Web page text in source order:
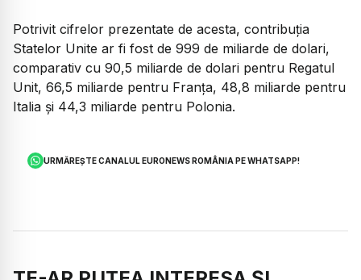
Potrivit cifrelor prezentate de acesta, contribuția
Statelor Unite ar fi fost de 999 de miliarde de dolari,
comparativ cu 90,5 miliarde de dolari pentru Regatul
Unit, 66,5 miliarde pentru Franța, 48,8 miliarde pentru
Italia și 44,3 miliarde pentru Polonia.
URMĂREȘTE CANALUL EURONEWS ROMÂNIA PE WHATSAPP!